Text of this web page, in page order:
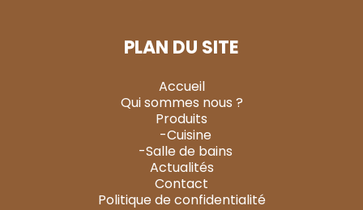
PLAN DU SITE
Accueil
Qui sommes nous ?
Produits
-Cuisine
-Salle de bains
Actualités
Contact
Politique de confidentialité